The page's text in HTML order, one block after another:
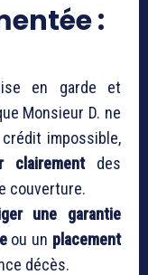
:
en garde et
Monsieur D. ne
impossible,
clairementdes
couverture.
une garantie
ou un placement
décès.